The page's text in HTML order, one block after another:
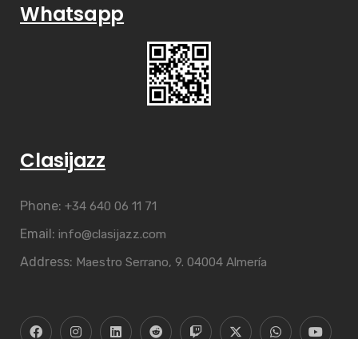
Whatsapp
Clasijazz
Phone: +34 640 06 11 71
Email: info@clasijazz.com
Address: Maestro Serrano, 9. 04004 Almería